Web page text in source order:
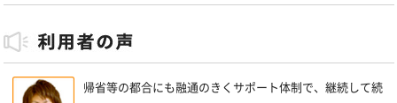
帰省等の都合にも融通のきくサポート体制で、継続して続